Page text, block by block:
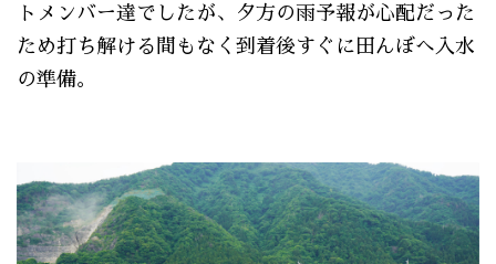
トメンバー達でしたが、夕方の雨予報が心配だった
ため打ち解ける間もなく到着後すぐに田んぼへ入水
の準備。